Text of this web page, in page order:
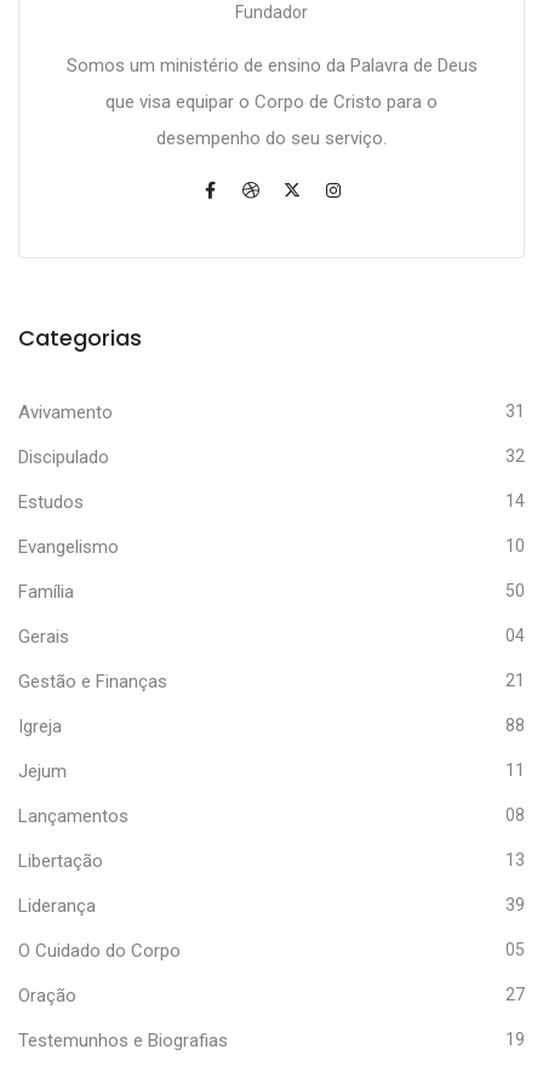
Fundador
Somos um ministério de ensino da Palavra de Deus
que visa equipar o Corpo de Cristo para o
desempenho do seu serviço.
Categorias
Avivamento 31
Discipulado 32
Estudos 14
Evangelismo 10
Família 50
Gerais 04
Gestão e Finanças 21
Igreja 88
Jejum 11
Lançamentos 08
Libertação 13
Liderança 39
O Cuidado do Corpo 05
Oração 27
Testemunhos e Biografias 19